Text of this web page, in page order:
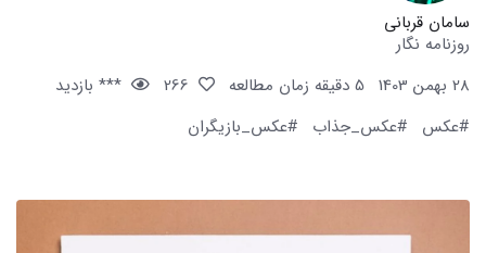
سامان قربانی
روزنامه نگار
28 بهمن 1403
5 دقیقه زمان مطالعه
*** بازدید
#عکس
#عکس_جذاب #عکس_بازیگران